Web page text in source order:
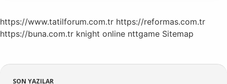
https://www.tatilforum.com.tr https://reformas.com.tr
https://buna.com.tr knight online nttgame Sitemap
SON YAZILAR